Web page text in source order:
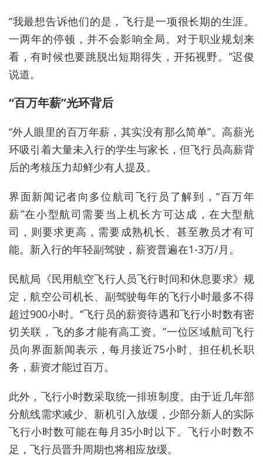
“我最想告诉他们的是，飞行是一项很长期的生涯。
一两年的停顿，并不会影响全局。对于职业规划来
看，有时候也要跳脱出短期得失 ，开拓视野。”迟俊
说道。
“百万年薪”光环背后
“外人眼里的百万年薪 ， 其实没有那么简单”。 高薪光
环吸引着大量未入行的学生与家长， 但飞行员高薪背
后的考核压力却鲜少有人提及。
界面新闻记者向 多位航司 飞行 员 了解到，“百万年
薪”在小型航司 需要当上机长方可达成，在大型航
司， 则要求更高， 需要成熟机长、 甚至教员才有可
能。 新入行的年轻副驾驶， 薪资普遍在1-3万/月 。
民航局《民用航空飞行人员飞行时间和休息要求》规
定 ，航空公司机长、副驾驶每年的飞行小时最多不得
超过900小时。“飞行员的薪资待遇和飞行小时数有密
切关联 ， 飞的多才能有高工资。”一位区域航司飞行
员向界面新闻表示， 每月接近75小时、担任机长职
务， 薪资才能过百万。
此外，飞行小时数采取统一排班制度。 由于近几年部
分航线需求减少、 新机引入放缓， 少部分新人的实际
飞行小时数可能在每月 35小时以下。飞行小时数不
足 ，飞行员晋升周期也将相应放缓。